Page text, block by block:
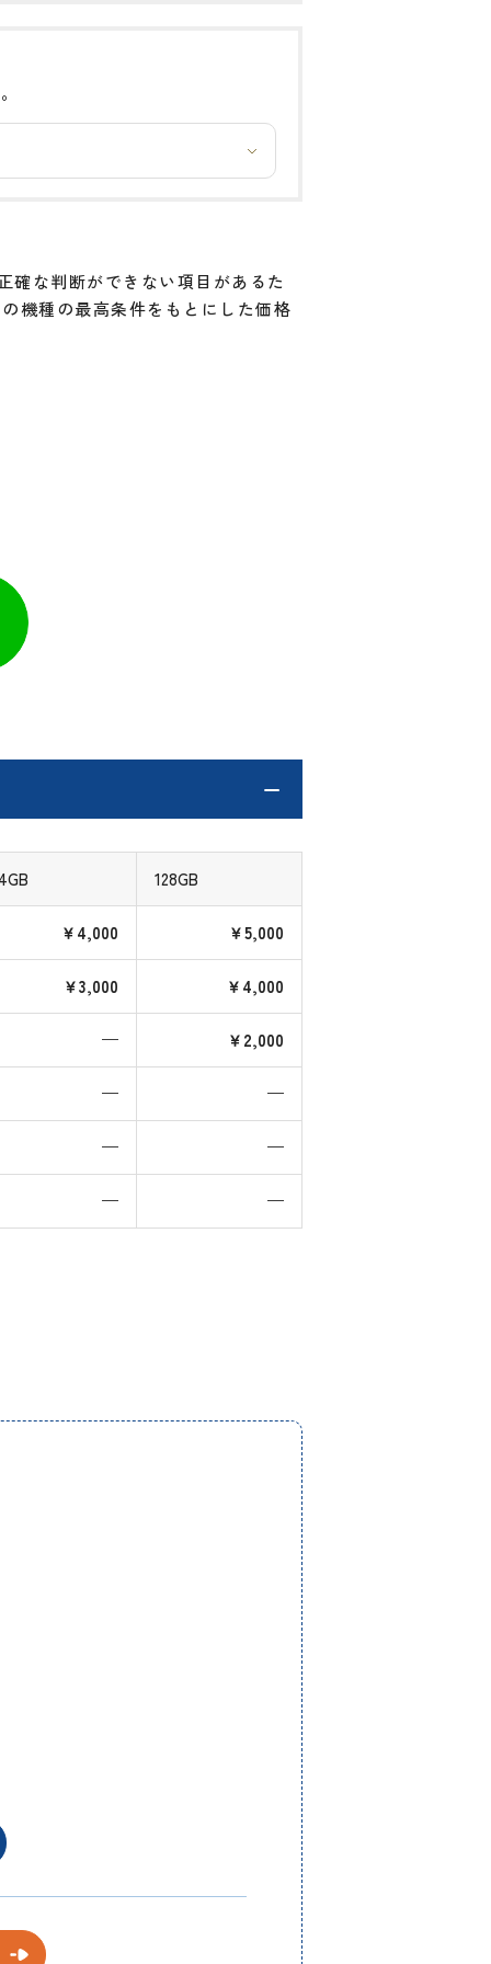
な判断ができない項目があるた
機種の最高条件をもとにした価格
128GB
￥4,000 ￥5,000
￥3,000 ￥4,000
— ￥2,000
— —
— —
— —